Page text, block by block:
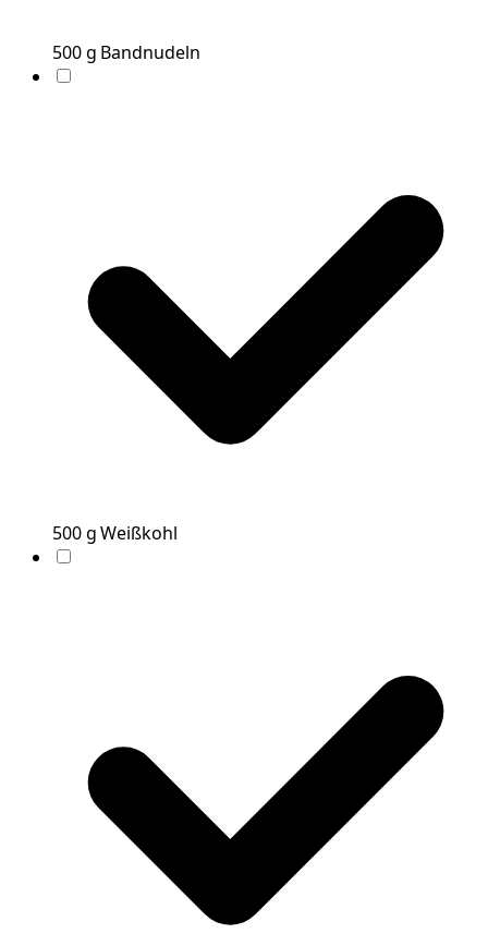
500g Bandnudeln
500g Weißkohl